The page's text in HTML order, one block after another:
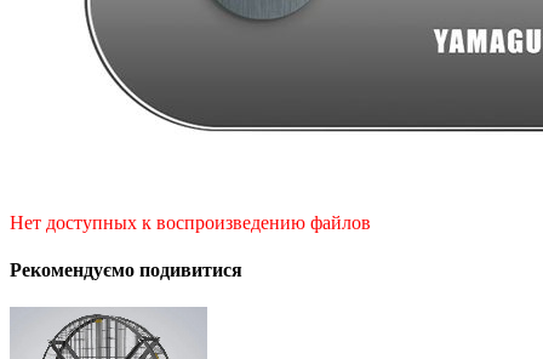
Нет доступных к воспроизведению файлов
Рекомендуємо подивитися